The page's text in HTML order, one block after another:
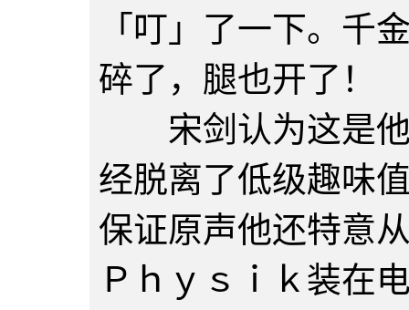
「叮」了一下。千
碎了，腿也开了！
宋剑认为这是他
经脱离了低级趣味
保证原声他还特意
Ｐｈｙｓｉｋ装在